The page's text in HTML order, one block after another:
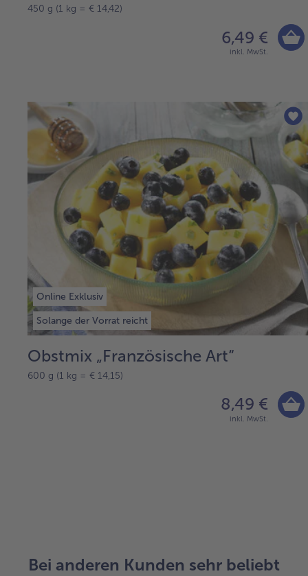
450 g (1 kg = € 14,42)
6,49 €
inkl. MwSt.
Online Exklusiv
Solange der Vorrat reicht
Obstmix „Französische Art“
600 g (1 kg = € 14,15)
8,49 €
inkl. MwSt.
Übersicht.
Bei anderen Kunden sehr beliebt